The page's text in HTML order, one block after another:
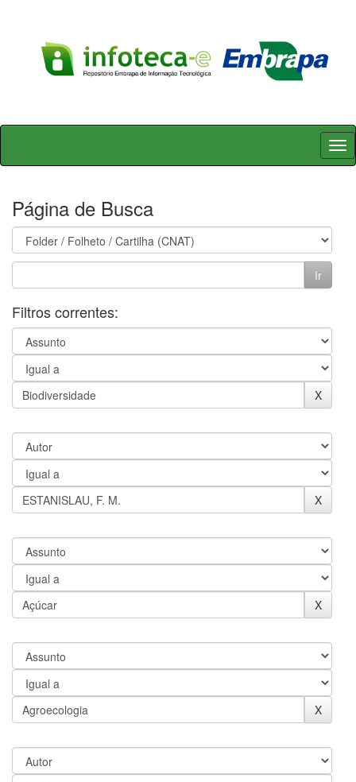
Skip
Página de Busca
Filtros correntes: